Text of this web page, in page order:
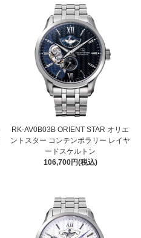
RK-AV0B03B ORIENT STAR オリエ
ントスター コンテンポラリー レイヤ
ードスケルトン
106,700円(税込)